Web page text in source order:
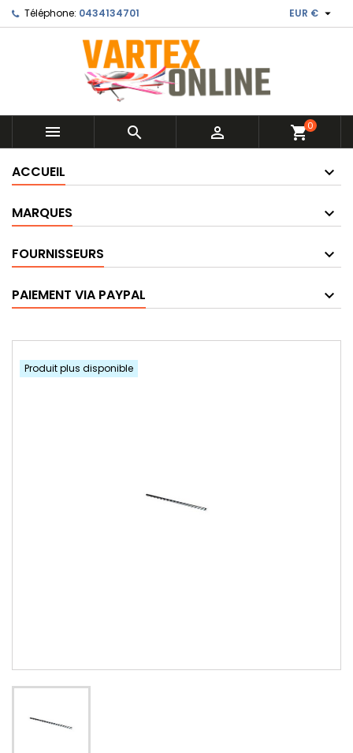
Téléphone: 0434134701 EUR € 
   shopping_cart0
ACCUEIL
MARQUES
FOURNISSEURS
PAIEMENT VIA PAYPAL
Produit plus disponible